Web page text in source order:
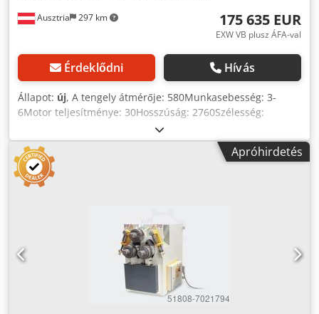
Ausztria 297 km 175 635 EUR
EXW VB plusz ÁFA-val
Érdeklődni Hívás
Állapot: új, A tengely átmérője: 580Munkasebesség: 3-
6Motor teljesítménye: 30Hosszúság: 2760Szélesség:
2310Magasság: 2680Súly kb.: 14400 Műszaki adatok: -
Hegesztett acélszerkezetű váz - 3 görgőt hajtanak - Nagy
szilárdságú speciális acélból készült edzett és csiszolt
tengelyek - A görgők edzettek és csiszoltak - Vízszintes és
függőleges munkapozíció - Edzett szabványos görgők -
kijelzők (2 db) Lehetőségek: - Digitális kijelző STANDARD
Dodpfxoh Alh He Aiuswa - NC-egység 10Screen EURO
11.500, -- - -
Apróhirdetés